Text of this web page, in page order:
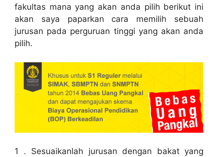
fakultas mana yang akan anda pilih berikut ini
akan saya paparkan cara memilih sebuah
jurusan pada perguruan tinggi yang akan anda
pilih.
1 . Sesuaikanlah jurusan dengan bakat yang